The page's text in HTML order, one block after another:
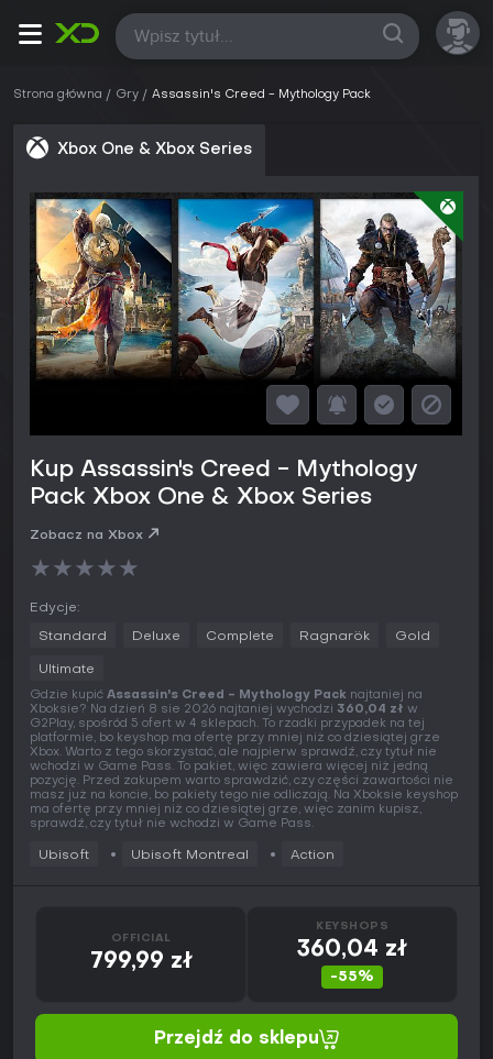
Wszystkie
Strona główna Gry Assassin's Creed - Mythology Pack
Xbox One & Xbox Series
Kup Assassin's Creed - Mythology
Pack Xbox One & Xbox Series
Zobacz na Xbox
★★★★★
Edycje:
Standard Deluxe Complete Ragnarök Gold
Ultimate
Gdzie kupić Assassin's Creed - Mythology Pack najtaniej na
Xboksie? Na dzień 8 sie 2026 najtaniej wychodzi 360,04 zł w
G2Play, spośród 5 ofert w 4 sklepach. To rzadki przypadek na tej
platformie, bo keyshop ma ofertę przy mniej niż co dziesiątej grze
Xbox. Warto z tego skorzystać, ale najpierw sprawdź, czy tytuł nie
wchodzi w Game Pass. To pakiet, więc zawiera więcej niż jedną
pozycję. Przed zakupem warto sprawdzić, czy części zawartości nie
masz już na koncie, bo pakiety tego nie odliczają. Na Xboksie keyshop
ma ofertę przy mniej niż co dziesiątej grze, więc zanim kupisz,
sprawdź, czy tytuł nie wchodzi w Game Pass.
Ubisoft Ubisoft Montreal Action
OFFICIAL
799,99 zł
KEYSHOPS
360,04 zł
-55%
Przejdź do sklepu